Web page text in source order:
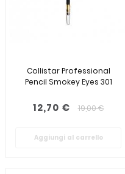
Collistar Professional
Pencil Smokey Eyes 301
12,70 € 19,00 €
Aggiungi al carrello